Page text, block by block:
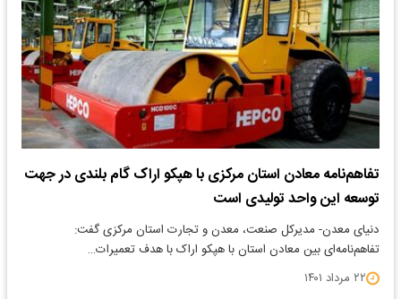
تفاهم‌نامه معادن استان مرکزی با هپکو اراک گام بلندی در جهت
توسعه این واحد تولیدی است
دنیای معدن- مدیرکل صنعت، معدن و تجارت استان مرکزی گفت:
تفاهم‌نامه‌ای بین معادن استان با هپکو اراک با هدف تعمیرات…
۲۲ مرداد ۱۴۰۱